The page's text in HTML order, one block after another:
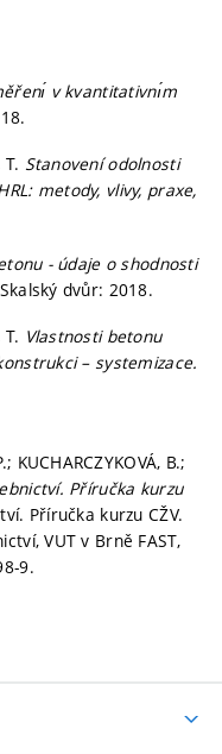
v kvantitativnı́m
T. Stanovení odolnosti
metody, vlivy, praxe,
- údaje o shodnosti
dvůr: 2018.
T. Vlastnosti betonu
– systemizace.
KUCHARCZYKOVÁ, B.;
Příručka kurzu
Příručka kurzu CŽV.
VUT v Brně FAST,
9.